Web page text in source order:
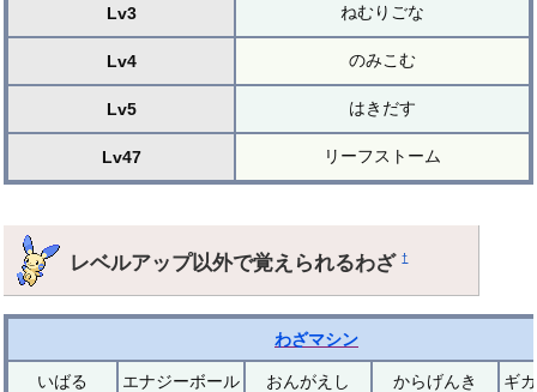
Lv3 ねむりごな
Lv4 のみこむ
Lv5 はきだす
Lv47 リーフストーム
レベルアップ以外で覚えられるわざ†
わざマシン
いばる エナジーボール おんがえし からげんき ギ